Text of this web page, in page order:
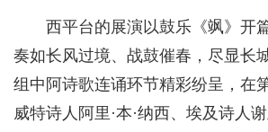
西平台的展演以鼓乐《飒》开
奏如长风过境、战鼓催春，尽显长
组中阿诗歌连诵环节精彩纷呈，在
威特诗人阿里·本·纳西、埃及诗人